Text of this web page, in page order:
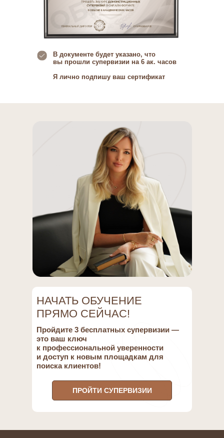
В документе будет указано, что
вы прошли супервизии на 6 ак. часов
Я лично подпишу ваш сертификат
НАЧАТЬ ОБУЧЕНИЕ
ПРЯМО СЕЙЧАС!
Пройдите 3 бесплатных супервизии —
это ваш ключ
к профессиональной уверенности
и доступ к новым площадкам для
поиска клиентов!
ПРОЙТИ СУПЕРВИЗИИ